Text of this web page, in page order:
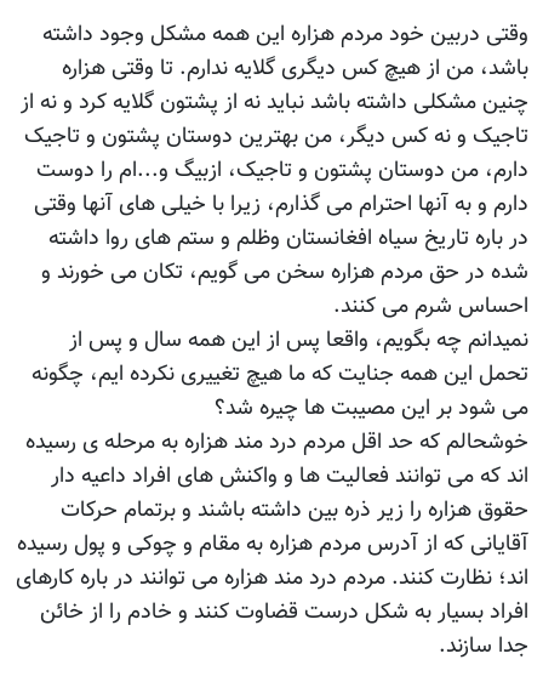
وقتی دربین خود مردم هزاره این همه مشکل وجود داشته
باشد، من از هیچ کس دیگری گلایه ندارم. تا وقتی هزاره
چنین مشکلی داشته باشد نباید نه از پشتون گلایه کرد و نه از
تاجیک و نه کس دیگر، من بهترین دوستان پشتون و تاجیک
دارم، من دوستان پشتون و تاجیک، ازبیگ و...ام را دوست
دارم و به آنها احترام می گذارم، زیرا با خیلی های آنها وقتی
در باره تاریخ سیاه افغانستان وظلم و ستم های روا داشته
شده در حق مردم هزاره سخن می گویم، تکان می خورند و
احساس شرم می کنند.
نمیدانم چه بگویم، واقعا پس از این همه سال و پس از
تحمل این همه جنایت که ما هیچ تغییری نکرده ایم، چگونه
می شود بر این مصیبت ها چیره شد؟
خوشحالم که حد اقل مردم درد مند هزاره به مرحله ی رسیده
اند که می توانند فعالیت ها و واکنش های افراد داعیه دار
حقوق هزاره را زیر ذره بین داشته باشند و برتمام حرکات
آقایانی که از آدرس مردم هزاره به مقام و چوکی و پول رسیده
اند؛ نظارت کنند. مردم درد مند هزاره می توانند در باره کارهای
افراد بسیار به شکل درست قضاوت کنند و خادم را از خائن
جدا سازند.